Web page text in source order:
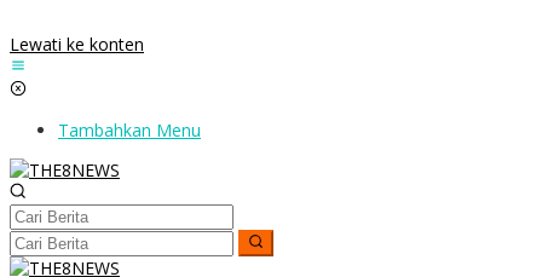
Lewati ke konten
Tambahkan Menu